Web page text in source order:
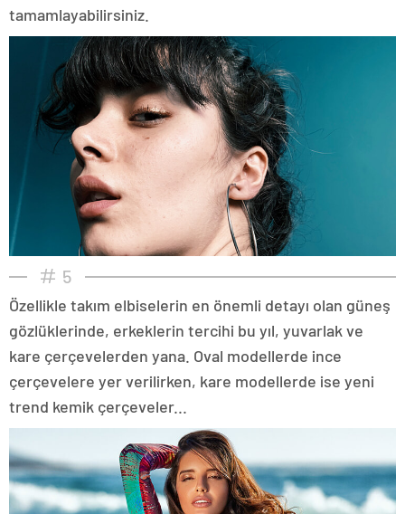
tamamlayabilirsiniz.
5
Özellikle takım elbiselerin en önemli detayı olan güneş
gözlüklerinde, erkeklerin tercihi bu yıl, yuvarlak ve
kare çerçevelerden yana. Oval modellerde ince
çerçevelere yer verilirken, kare modellerde ise yeni
trend kemik çerçeveler...